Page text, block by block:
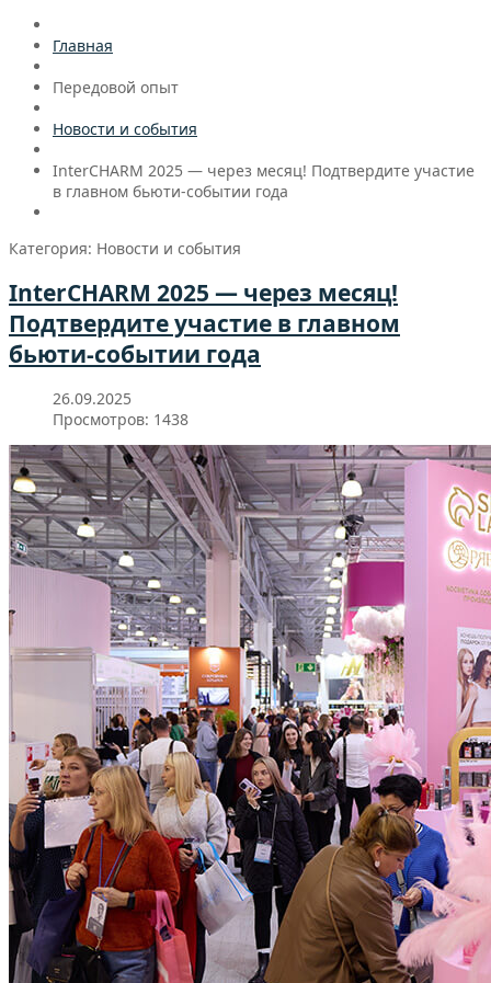
Главная
Передовой опыт
Новости и события
InterCHARM 2025 — через месяц! Подтвердите участие
в главном бьюти-событии года
Категория: Новости и события
InterCHARM 2025 — через месяц!
Подтвердите участие в главном
бьюти-событии года
26.09.2025
Просмотров: 1438